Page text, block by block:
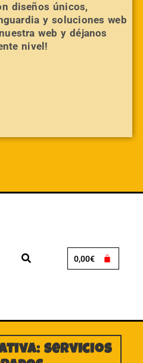
diseños únicos,
y soluciones web
web y déjanos
nivel!
0,00€
servicios